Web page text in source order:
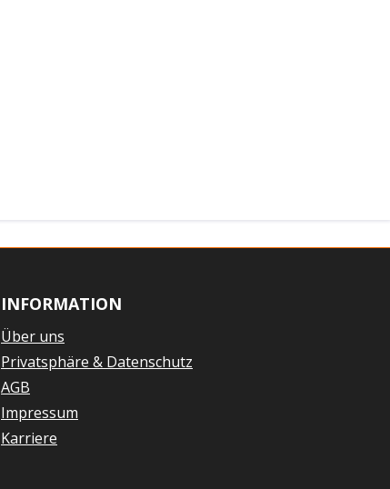
INFORMATION
Über uns
Privatsphäre & Datenschutz
AGB
Impressum
Karriere